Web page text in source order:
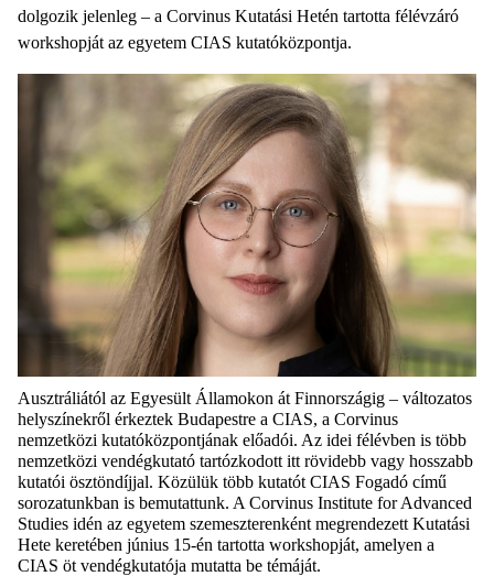
dolgozik jelenleg – a Corvinus Kutatási Hetén tartotta félévzáró
workshopját az egyetem CIAS kutatóközpontja.
Ausztráliától az Egyesült Államokon át Finnországig – változatos
helyszínekről érkeztek Budapestre a CIAS, a Corvinus
nemzetközi kutatóközpontjának előadói. Az idei félévben is több
nemzetközi vendégkutató tartózkodott itt rövidebb vagy hosszabb
kutatói ösztöndíjjal. Közülük több kutatót CIAS Fogadó című
sorozatunkban is bemutattunk. A Corvinus Institute for Advanced
Studies idén az egyetem szemeszterenként megrendezett Kutatási
Hete keretében június 15-én tartotta workshopját, amelyen a
CIAS öt vendégkutatója mutatta be témáját.